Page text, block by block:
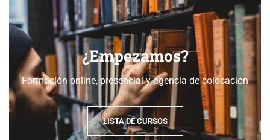
¿Empezamos?
Formación online, presencial y agencia de colocación
LISTA DE CURSOS